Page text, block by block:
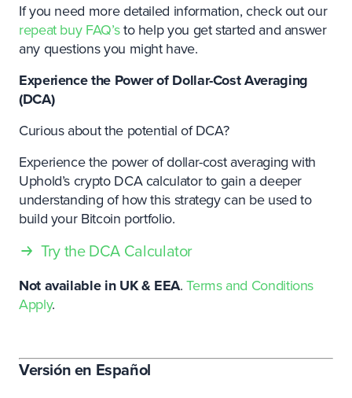
If you need more detailed information, check out our
repeat buy FAQ’sto help you get started and answer
any questions you might have.
Experience the Power of Dollar-Cost Averaging
(DCA)
Curious about the potential of DCA?
Experience the power of dollar-cost averaging with
Uphold’s crypto DCA calculator to gain a deeper
understanding of how this strategy can be used to
build your Bitcoin portfolio.
Try the DCA Calculator
Not available in UK & EEA.Terms and Conditions
Apply.
Versión en Español